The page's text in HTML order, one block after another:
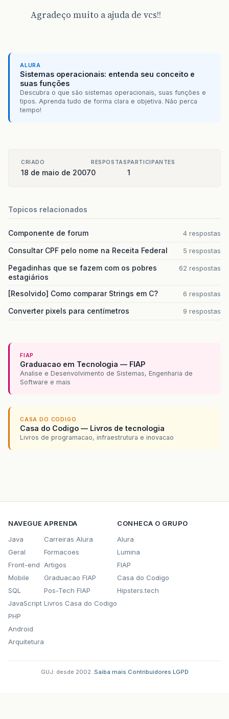
Agradeço muito a ajuda de vcs!!
ALURA
Sistemas operacionais: entenda seu conceito e
suas funções
Descubra o que são sistemas operacionais, suas funções e
tipos. Aprenda tudo de forma clara e objetiva. Não perca
tempo!
CRIADO
18 de maio de 2007
RESPOSTAS
0
PARTICIPANTES
1
Topicos relacionados
Componente de forum 4 respostas
Consultar CPF pelo nome na Receita Federal 5 respostas
Pegadinhas que se fazem com os pobres
estagiários
62 respostas
[Resolvido] Como comparar Strings em C? 6 respostas
Converter pixels para centímetros 9 respostas
FIAP
Graduacao em Tecnologia — FIAP
Analise e Desenvolvimento de Sistemas, Engenharia de
Software e mais
CASA DO CODIGO
Casa do Codigo — Livros de tecnologia
Livros de programacao, infraestrutura e inovacao
NAVEGUE
Java
Geral
Front-end
Mobile
SQL
JavaScript
PHP
Android
Arquitetura
APRENDA
Carreiras Alura
Formacoes
Artigos
Graduacao FIAP
Pos-Tech FIAP
Livros Casa do Codigo
CONHECA O GRUPO
Alura
Lumina
FIAP
Casa do Codigo
Hipsters.tech
GUJ: desde 2002. Saiba mais Contribuidores LGPD